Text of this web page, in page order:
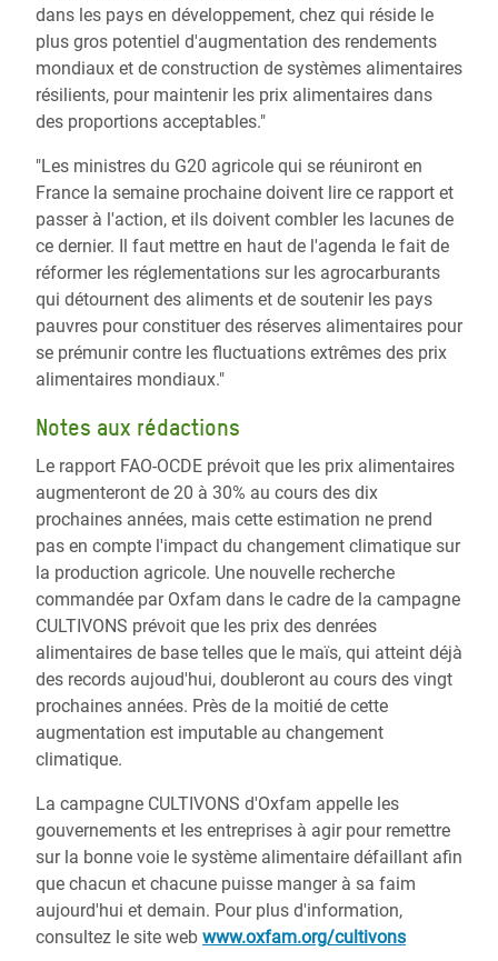
dans les pays en développement, chez qui réside le
plus gros potentiel d'augmentation des rendements
mondiaux et de construction de systèmes alimentaires
résilients, pour maintenir les prix alimentaires dans
des proportions acceptables."
"Les ministres du G20 agricole qui se réuniront en
France la semaine prochaine doivent lire ce rapport et
passer à l'action, et ils doivent combler les lacunes de
ce dernier. Il faut mettre en haut de l'agenda le fait de
réformer les réglementations sur les agrocarburants
qui détournent des aliments et de soutenir les pays
pauvres pour constituer des réserves alimentaires pour
se prémunir contre les fluctuations extrêmes des prix
alimentaires mondiaux."
Notes aux rédactions
Le rapport FAO-OCDE prévoit que les prix alimentaires
augmenteront de 20 à 30% au cours des dix
prochaines années, mais cette estimation ne prend
pas en compte l'impact du changement climatique sur
la production agricole. Une nouvelle recherche
commandée par Oxfam dans le cadre de la campagne
CULTIVONS prévoit que les prix des denrées
alimentaires de base telles que le maïs, qui atteint déjà
des records aujoud'hui, doubleront au cours des vingt
prochaines années. Près de la moitié de cette
augmentation est imputable au changement
climatique.
La campagne CULTIVONS d'Oxfam appelle les
gouvernements et les entreprises à agir pour remettre
sur la bonne voie le système alimentaire défaillant afin
que chacun et chacune puisse manger à sa faim
aujourd'hui et demain. Pour plus d'information,
consultez le site web www.oxfam.org/cultivons